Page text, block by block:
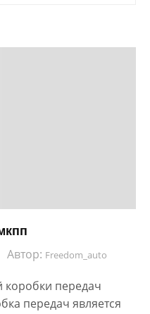
Автор: Freedom_auto
передач
передач является